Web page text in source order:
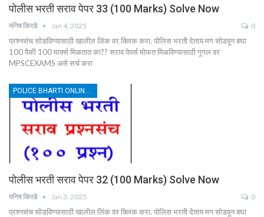
पोलीस भरती सराव पेपर 33 (100 Marks) Solve Now
मनिष किरडे Jan 4, 2025 0
प्रश्नसंच सोडविण्यासाठी खालील लिंक वर क्लिक करा. पोलिस भरती देताय मग सोडवून बघा
100 पैकी 100 मार्क्स मिळतात का?? सराव पेपर्स मोफत मिळविण्यासाठी गूगल वर
MPSCEXAMS असे सर्च करा
POLICE BHARTI ONLINE TEST 100 MARKS
पोलीस भरती सराव पेपर 32 (100 Marks) Solve Now
मनिष किरडे Jan 3, 2025 0
प्रश्नसंच सोडविण्यासाठी खालील लिंक वर क्लिक करा. पोलिस भरती देताय मग सोडवून बघा